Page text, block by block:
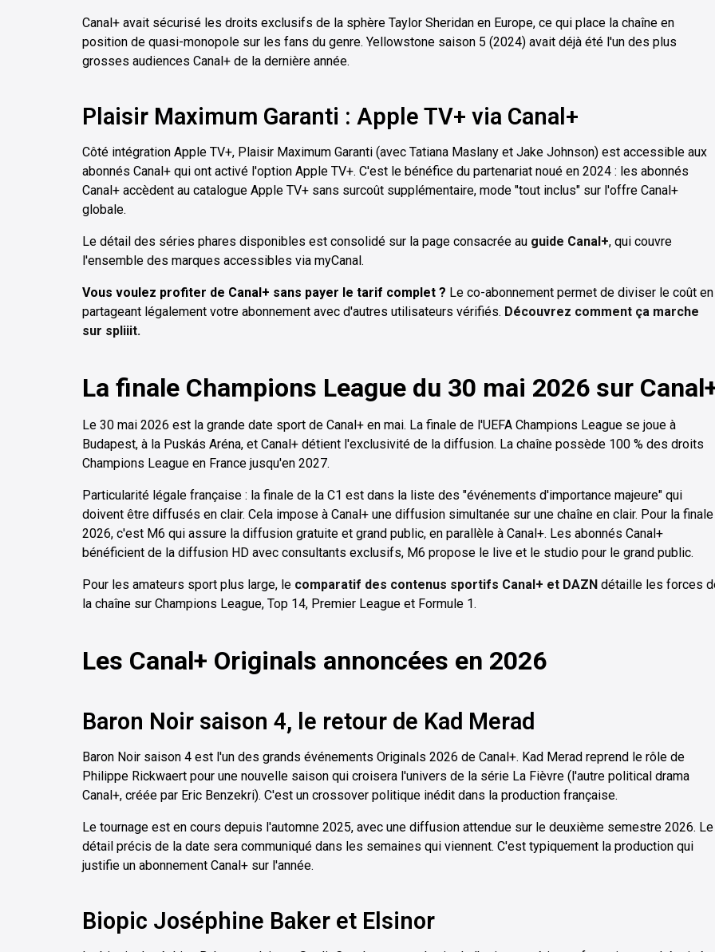
Canal+ avait sécurisé les droits exclusifs de la sphère Taylor Sheridan en Europe, ce qui place la chaîne en
position de quasi-monopole sur les fans du genre. Yellowstone saison 5 (2024) avait déjà été l'un des plus
grosses audiences Canal+ de la dernière année.
Plaisir Maximum Garanti : Apple TV+ via Canal+
Côté intégration Apple TV+, Plaisir Maximum Garanti (avec Tatiana Maslany et Jake Johnson) est accessible aux
abonnés Canal+ qui ont activé l'option Apple TV+. C'est le bénéfice du partenariat noué en 2024 : les abonnés
Canal+ accèdent au catalogue Apple TV+ sans surcoût supplémentaire, mode "tout inclus" sur l'offre Canal+
globale.
Le détail des séries phares disponibles est consolidé sur la page consacrée au guide Canal+, qui couvre
l'ensemble des marques accessibles via myCanal.
Vous voulez profiter de Canal+ sans payer le tarif complet ? Le co-abonnement permet de diviser le coût en
partageant légalement votre abonnement avec d'autres utilisateurs vérifiés. Découvrez comment ça marche
sur spliiit.
La finale Champions League du 30 mai 2026 sur
Le 30 mai 2026 est la grande date sport de Canal+ en mai. La finale de l'UEFA Champions League se joue à
Budapest, à la Puskás Aréna, et Canal+ détient l'exclusivité de la diffusion. La chaîne possède 100 % des droits
Champions League en France jusqu'en 2027.
Particularité légale française : la finale de la C1 est dans la liste des "événements d'importance majeure" qui
doivent être diffusés en clair. Cela impose à Canal+ une diffusion simultanée sur une chaîne en clair. Pour la finale
2026, c'est M6 qui assure la diffusion gratuite et grand public, en parallèle à Canal+. Les abonnés Canal+
bénéficient de la diffusion HD avec consultants exclusifs, M6 propose le live et le studio pour le grand public.
Pour les amateurs sport plus large, le comparatif des contenus sportifs Canal+ et DAZN détaille les forces
la chaîne sur Champions League, Top 14, Premier League et Formule 1.
Les Canal+ Originals annoncées en 2026
Baron Noir saison 4, le retour de Kad Merad
Baron Noir saison 4 est l'un des grands événements Originals 2026 de Canal+. Kad Merad reprend le rôle de
Philippe Rickwaert pour une nouvelle saison qui croisera l'univers de la série La Fièvre (l'autre political drama
Canal+, créée par Eric Benzekri). C'est un crossover politique inédit dans la production française.
Le tournage est en cours depuis l'automne 2025, avec une diffusion attendue sur le deuxième semestre 2026. Le
détail précis de la date sera communiqué dans les semaines qui viennent. C'est typiquement la production qui
justifie un abonnement Canal+ sur l'année.
Biopic Joséphine Baker et Elsinor